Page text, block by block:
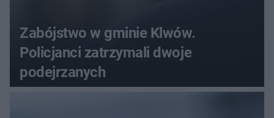
Zabójstwo w gminie Klwów.
Policjanci zatrzymali dwoje
podejrzanych